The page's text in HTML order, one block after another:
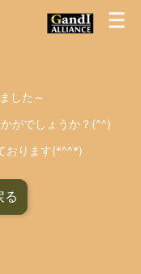
した～
がでしょうか？(^^)
おります(*^^*)
る